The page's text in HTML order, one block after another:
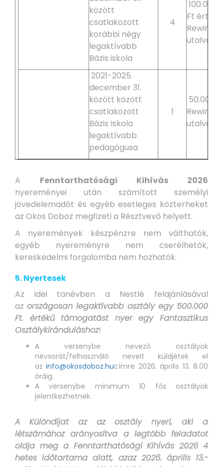
között
csatlakozott
korábbi négy
legaktívabb
Bázis iskola
4
100.000
Ft értékű
Rewin/
utalvány
2021-2025.
december 31.
között között
csatlakozott
Bázis Iskola
legaktívabb
pedagógusa
1
50.000
Rewin/
utalvány
A Fenntarthatósági Kihívás 2026
nyereményei után számított személyi
jövedelemadót és egyéb esetleges közterheket
az Okos Doboz megfizeti a Résztvevő helyett.
A nyeremények készpénzre nem válthatók,
egyéb nyereményre nem cserélhetők,
kereskedelmi forgalomba nem hozhatók.
5. Nyertesek
Az idei tanévben a Nestlé felajánlásával
az országosan legaktívabb osztály egy 500.000
Ft. értékű támogatást nyer egy Fantasztikus
Osztálykiránduláshoz!
A versenybe nevező osztályok
névsorát/felhasználó neveit küldjétek el
azinfo@okosdoboz.hucímre 2026. április 13. 8.00
óráig.
A versenybe minimum 10 fős osztályok
jelentkezhetnek.
A Különdíjat az az osztály nyeri, aki a
létszámához arányosítva a legtöbb feladatot
oldja meg a Fenntarthatósági Kihívás 2026 4
hetes időtartama alatt, azaz 2026. április 13.-